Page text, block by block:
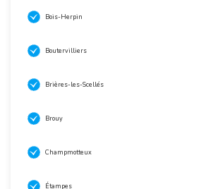
Bois-Herpin
Boutervilliers
Brières-les-Scellés
Brouy
Champmotteux
Étampes